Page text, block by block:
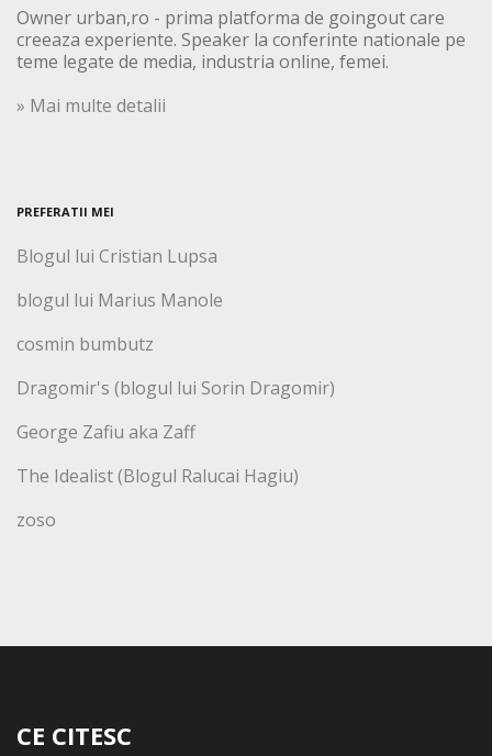
Owner urban,ro - prima platforma de goingout care
creeaza experiente. Speaker la conferinte nationale pe
teme legate de media, industria online, femei.
» Mai multe detalii
PREFERATII MEI
Blogul lui Cristian Lupsa
blogul lui Marius Manole
cosmin bumbutz
Dragomir's (blogul lui Sorin Dragomir)
George Zafiu aka Zaff
The Idealist (Blogul Ralucai Hagiu)
zoso
CE CITESC